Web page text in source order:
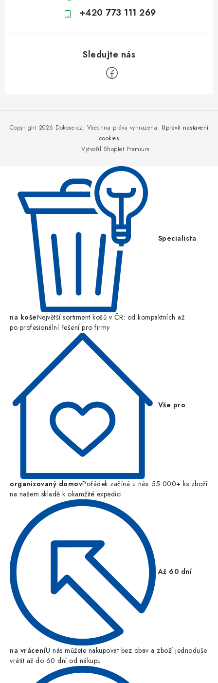
+420 773 111 269
Vytvořil Shoptet Premium
Copyright 2026 Dokose.cz. Všechna práva vyhrazena. Upravit nastavení
cookies
Specialista
na košeNejvětší sortiment košů v ČR: od kompaktních až
po profesionální řešení pro firmy
Vše pro
organizovaný domovPořádek začíná u nás: 55 000+ ks zboží
na našem skladě k okamžité expedici
Až 60 dní
na vráceníU nás můžete nakupovat bez obav a zboží jednoduše
vrátit až do 60 dní od nákupu